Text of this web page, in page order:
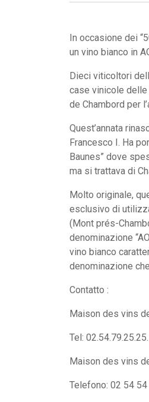
In occasione dei
un vino bianco in
Dieci viticoltori
case vinicole delle
de Chambord per
Quest’annata
Francesco I. Ha
Baunes” dove
ma si trattava di
Molto originale,
esclusivo di
(Mont prés-
denominazione
vino bianco
denominazione
Contatto :
Maison des vins
Tel:
Maison des vins
Telefono: 02 54